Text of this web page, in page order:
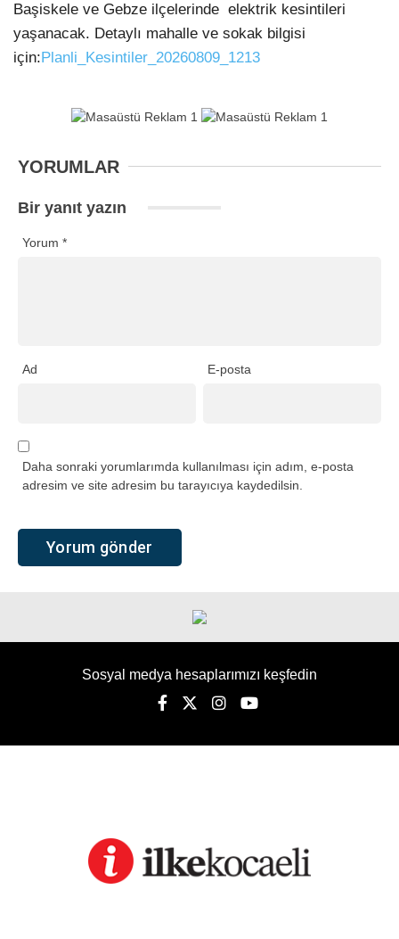
Başiskele ve Gebze ilçelerinde elektrik kesintileri
yaşanacak. Detaylı mahalle ve sokak bilgisi
için: Planli_Kesintiler_20260809_1213
YORUMLAR
Bir yanıt yazın
Yorum *
Ad E-posta
Daha sonraki yorumlarımda kullanılması için adım, e-posta
adresim ve site adresim bu tarayıcıya kaydedilsin.
Sosyal medya hesaplarımızı keşfedin